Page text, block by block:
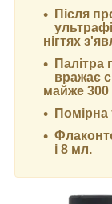
Після
нігтях
Палітра
вражає
майже 300
Помірна
і 8 мл.